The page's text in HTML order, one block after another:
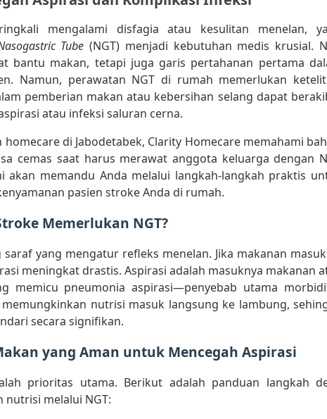
mengalami disfagia atau kesulitan menelan,
Tube (NGT) menjadi kebutuhan medis krusial.
bantu makan, tetapi juga garis pertahanan pertama
Namun, perawatan NGT di rumah memerlukan
pemberian makan atau kebersihan selang dapat
atau infeksi saluran cerna.
homecare di Jabodetabek, Clarity Homecare memahami
cemas saat harus merawat anggota keluarga dengan
akan memandu Anda melalui langkah-langkah praktis
pasien stroke Anda di rumah.
Memerlukan NGT?
yang mengatur refleks menelan. Jika makanan
meningkat drastis. Aspirasi adalah masuknya makanan
memicu pneumonia aspirasi—penyebab utama
nutrisi masuk langsung ke lambung,
secara signifikan.
yang Aman untuk Mencegah Aspirasi
prioritas utama. Berikut adalah panduan langkah
nutrisi melalui NGT: